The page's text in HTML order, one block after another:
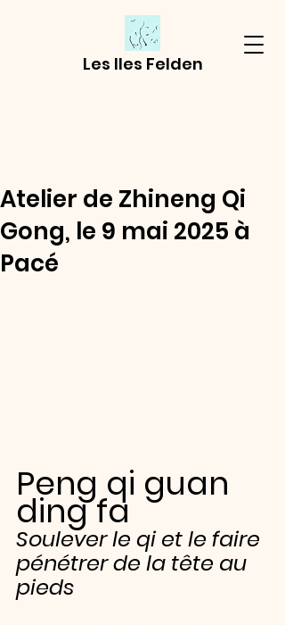
Les Iles Felden
Atelier de Zhineng Qi
Gong, le 9 mai 2025 à
Pacé
Peng qi guan
ding fa
Soulever le qi et le faire
pénétrer de la tête au
pieds